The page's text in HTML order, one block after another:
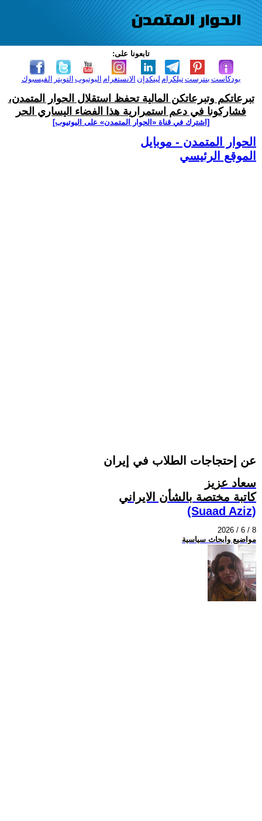
تابعونا على:
الفيسبوك التويتر اليوتيوب الانستغرام لينكدإن تيلكرامبنترست بودكاست
تبرعاتكم وتبرعاتكن المالية تحفظ استقلال الحوار المتمدن،
فشاركونا في دعم استمرارية هذا الفضاء اليساري الحر
[اشترك في قناة ‫«الحوار المتمدن» على اليوتيوب]
الحوار المتمدن - موبايل
الموقع الرئيسي
عن إحتجاجات الطلاب في إيران
سعاد عزيز
کاتبة مختصة بالشأن الايراني
(Suaad Aziz)
2026 / 6 / 8
مواضيع وابحاث سياسية